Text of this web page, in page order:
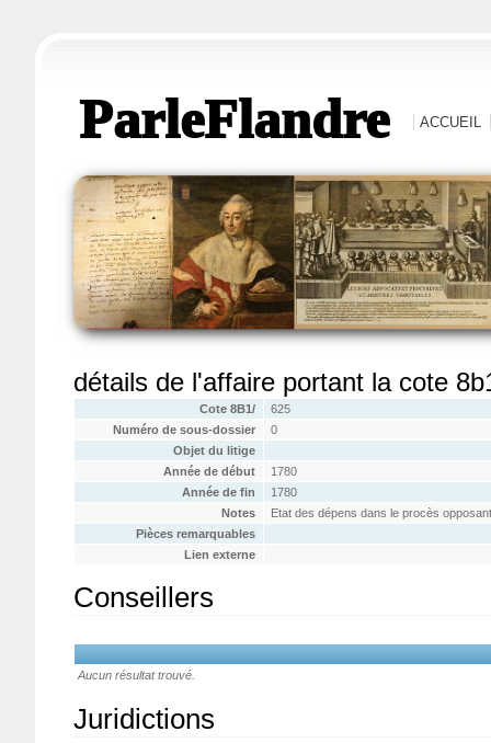
ParleFlandre ACCUEIL
détails de l'affaire portant la cote
Cote 8B1/
625
Numéro de sous-dossier
0
Objet du litige
Année de début
1780
Année de fin
1780
Notes
Etat des dépens dans le procès
Pièces remarquables
Lien externe
Conseillers
Aucun résultat trouvé.
Juridictions